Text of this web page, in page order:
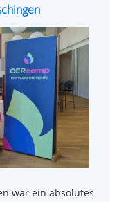
war ein absolutes